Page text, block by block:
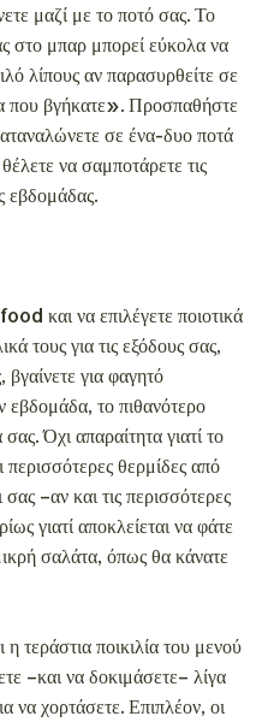
και να επιλέγετε ποιοτικά
τους για τις εξόδους σας,
για φαγητό
εβδομάδα, το πιθανότερο
Όχι απαραίτητα γιατί το
θερμίδες από
σαλάτα, όπως θα κάνατε
τεράστια ποικιλία του μενού
–και να δοκιμάσετε– λίγα
να χορτάσετε. Επιπλέον, οι
η γεύση, αν όχι καλύτερη,
η εικόνα των
ακόμη λόγος για να μην
να κουράζεστε